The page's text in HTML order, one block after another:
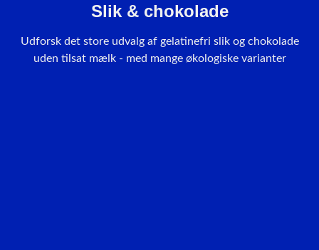
Slik & chokolade
Udforsk det store udvalg af gelatinefri slik og chokolade
uden tilsat mælk - med mange økologiske varianter